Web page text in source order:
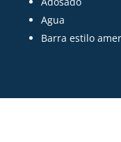
Agua
Barra estilo